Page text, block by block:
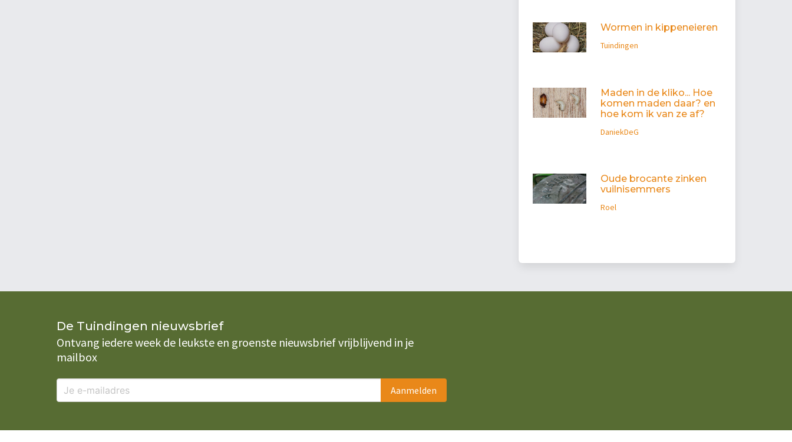
Wormen in kippeneieren
Tuindingen
Maden in de kliko... Hoe
komen maden daar? en
hoe kom ik van ze af?
DaniekDeG
Oude brocante zinken
vuilnisemmers
Roel
De Tuindingen nieuwsbrief
Ontvang iedere week de leukste en groenste nieuwsbrief vrijblijvend in je
mailbox
Aanmelden